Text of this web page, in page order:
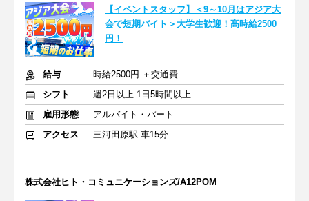
【イベントスタッフ】＜9～10月はアジア大
会で短期バイト＞大学生歓迎！高時給2500
円！
給与
時給2500円 ＋交通費
シフト
週2日以上 1日5時間以上
雇用形態
アルバイト・パート
アクセス
三河田原駅 車15分
株式会社ヒト・コミュニケーションズ/A12POM